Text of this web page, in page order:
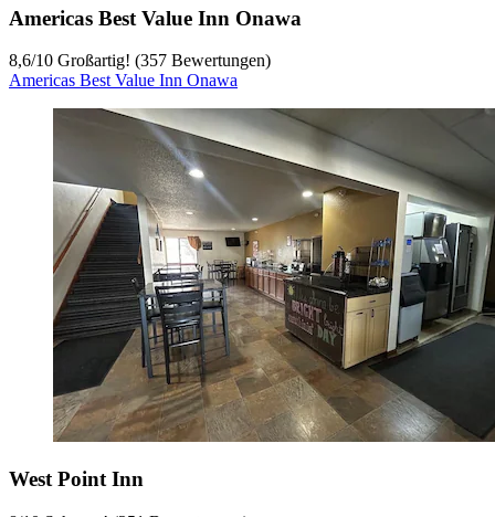
Americas Best Value Inn Onawa
8,6/10 Großartig! (357 Bewertungen)
Americas Best Value Inn Onawa
West Point Inn